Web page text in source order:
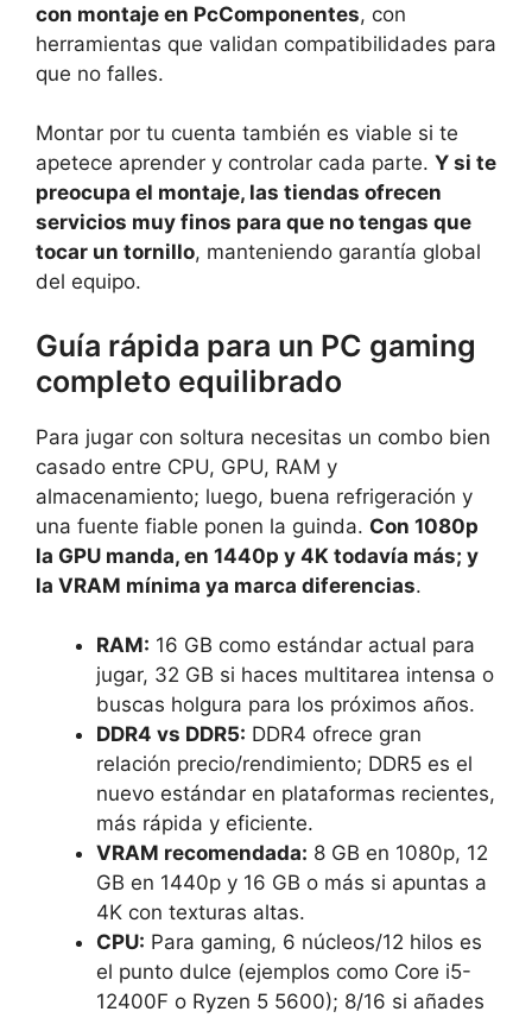
con montaje en PcComponentes, con
herramientas que validan compatibilidades para
que no falles.
Montar por tu cuenta también es viable si te
apetece aprender y controlar cada parte. Y si te
preocupa el montaje, las tiendas ofrecen
servicios muy finos para que no tengas que
tocar un tornillo, manteniendo garantía global
del equipo.
Guía rápida para un PC gaming
completo equilibrado
Para jugar con soltura necesitas un combo bien
casado entre CPU, GPU, RAM y
almacenamiento; luego, buena refrigeración y
una fuente fiable ponen la guinda. Con 1080p
la GPU manda, en 1440p y 4K todavía más; y
la VRAM mínima ya marca diferencias.
RAM: 16 GB como estándar actual para
jugar, 32 GB si haces multitarea intensa o
buscas holgura para los próximos años.
DDR4 vs DDR5: DDR4 ofrece gran
relación precio/rendimiento; DDR5 es el
nuevo estándar en plataformas recientes,
más rápida y eficiente.
VRAM recomendada: 8 GB en 1080p, 12
GB en 1440p y 16 GB o más si apuntas a
4K con texturas altas.
CPU: Para gaming, 6 núcleos/12 hilos es
el punto dulce (ejemplos como Core i5-
12400F o Ryzen 5 5600); 8/16 si añades